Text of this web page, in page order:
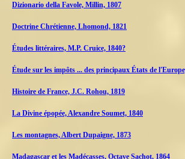
Dizionario della Favole, Millin, 1807
Doctrine Chrétienne, Lhomond, 1821
Études littéraires, M.P. Cruice, 1840?
Étude sur les impôts ... des principaux États de
Histoire de France, J.C. Rohou, 1819
La Divine épopée, Alexandre Soumet, 1840
Les montagnes, Albert Dupaigne, 1873
Madagascar et les Madécasses, Octave Sachot, 1864